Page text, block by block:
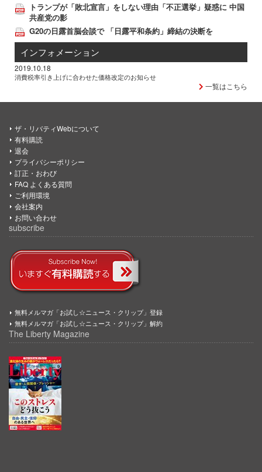
トランプが「敗北宣言」をしない理由「不正選挙」疑惑に 中国
共産党の影
G20の日露首脳会談で 「日露平和条約」締結の決断を
インフォメーション
2019.10.18
消費税率引き上げに合わせた価格改定のお知らせ
一覧はこちら
ザ・リバティWebについて
有料購読
退会
プライバシーポリシー
訂正・おわび
FAQ よくある質問
ご利用環境
会社案内
お問い合わせ
subscribe
無料メルマガ「お試し☆ニュース・クリップ」登録
無料メルマガ「お試し☆ニュース・クリップ」解約
The Liberty Magazine